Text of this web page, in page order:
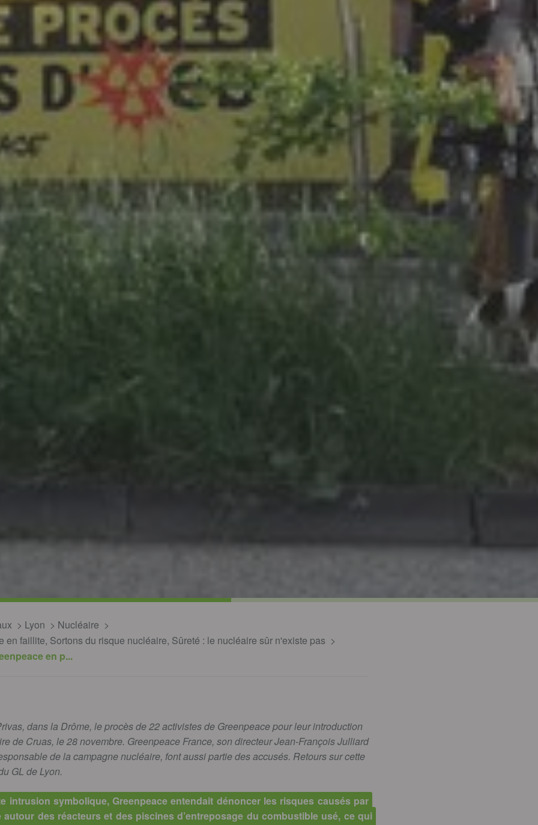
Lyon
Nucléaire
en faillite, Sortons du risque nucléaire, Sûreté : le nucléaire sûr n'existe pas
en p...
dans la Drôme, le procès de 22 activistes de Greenpeace pour leur introduction
de Cruas, le 28 novembre. Greenpeace France, son directeur Jean-François Julliard
de la campagne nucléaire, font aussi partie des accusés. Retours sur cette
GL de Lyon.
intrusion symbolique, Greenpeace entendait dénoncer les risques causés par
des réacteurs et des piscines d’entreposage du combustible usé, ce qui